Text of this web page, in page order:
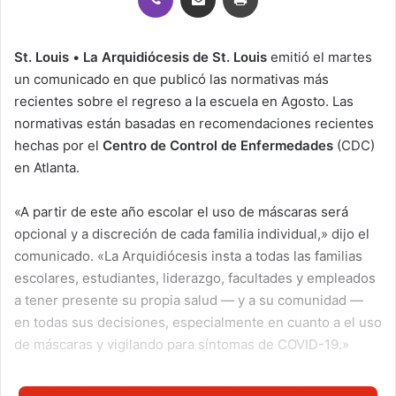
St. Louis • La Arquidiócesis de St. Louis emitió el martes
un comunicado en que publicó las normativas más
recientes sobre el regreso a la escuela en Agosto. Las
normativas están basadas en recomendaciones recientes
hechas por el Centro de Control de Enfermedades (CDC)
en Atlanta.
«A partir de este año escolar el uso de máscaras será
opcional y a discreción de cada familia individual,» dijo el
comunicado. «La Arquidiócesis insta a todas las familias
escolares, estudiantes, liderazgo, facultades y empleados
a tener presente su propia salud — y a su comunidad —
en todas sus decisiones, especialmente en cuanto a el uso
de máscaras y vigilando para síntomas de COVID-19.»
Además del uso de máscaras la misiva arquidiocesana